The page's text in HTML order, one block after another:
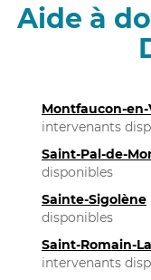
Aide à
Montfaucon-en-
intervenants
Saint-Pal-de-
disponibles
Sainte-Sigolène
disponibles
Saint-Romain-
intervenants